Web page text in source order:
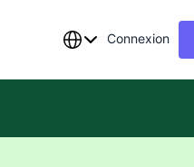
Connexion